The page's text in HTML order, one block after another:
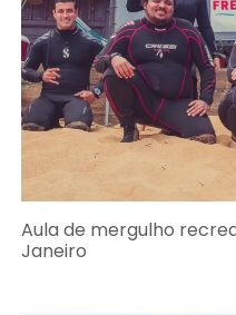
Aula de mergulho
Janeiro